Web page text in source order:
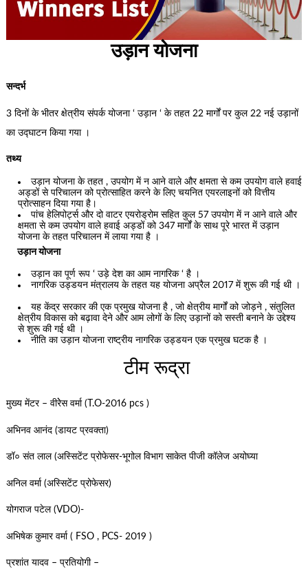
उड़ान योजना
सन्दर्भ
3 दिनों के भीतर क्षेत्रीय संपर्क योजना ‘ उड़ान ‘ के तहत 22 मार्गों पर कुल 22 नई उड़ानों
का उद्घाटन किया गया ।
तथ्य
उड़ान योजना के तहत , उपयोग में न आने वाले और क्षमता से कम उपयोग वाले हवाई
अड्डों से परिचालन को प्रोत्साहित करने के लिए चयनित एयरलाइनों को वित्तीय
प्रोत्साहन दिया गया है।
पांच हेलिपोर्ट्स और दो वाटर एयरोड्रोम सहित कुल 57 उपयोग में न आने वाले और
क्षमता से कम उपयोग वाले हवाई अड्डों को 347 मार्गों के साथ पूरे भारत में उड़ान
योजना के तहत परिचालन में लाया गया है ।
उड़ान योजना
उड़ान का पूर्ण रूप ‘ उड़े देश का आम नागरिक ‘ है ।
नागरिक उड्डयन मंत्रालय के तहत यह योजना अप्रैल 2017 में शुरू की गई थी ।
यह केंद्र सरकार की एक प्रमुख योजना है , जो क्षेत्रीय मार्गों को जोड़ने , संतुलित
क्षेत्रीय विकास को बढ़ावा देने और आम लोगों के लिए उड़ानों को सस्ती बनाने के उद्देश्य
से शुरू की गई थी ।
नीति का उड़ान योजना राष्ट्रीय नागरिक उड्डयन एक प्रमुख घटक है ।
टीम रूद्रा
मुख्य मेंटर – वीरेेस वर्मा (T.O-2016 pcs )
अभिनव आनंद (डायट प्रवक्ता)
डॉ० संत लाल (अस्सिटेंट प्रोफेसर-भूगोल विभाग साकेत पीजी कॉलेज अयोघ्या
अनिल वर्मा (अस्सिटेंट प्रोफेसर)
योगराज पटेल (VDO)-
अभिषेक कुमार वर्मा ( FSO , PCS- 2019 )
प्रशांत यादव – प्रतियोगी –